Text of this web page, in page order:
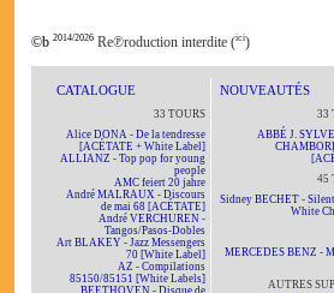
©b 2014/2026 Re℗roduction interdite (ici)
CATALOGUE
33 TOURS
Alice DONA - De la tendresse
[ACÉTATE + White Label]
ALLIANZ - Top pop for young
people
AMC feiert 20 jahre
André MALRAUX - Discours
de mai 68 [ACÉTATE]
André VERCHUREN -
Tangos/Pasos-Dobles
Art BLAKEY - Jazz Messengers
70 [White Label]
AZ - Compilations
85150/85151 [White Labels]
BEETHOVEN - Disque de
NOUVEAUTÉS
33
ABBÉ J.
45
Sidney BECHET -
White
MERCEDES BENZ -
AUTRES